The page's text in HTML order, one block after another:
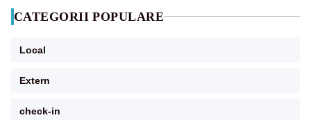
CATEGORII POPULARE
Local
Extern
check-in